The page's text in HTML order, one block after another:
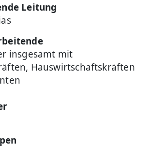
Leitung
insgesamt mit
Hauswirtschaftskräften